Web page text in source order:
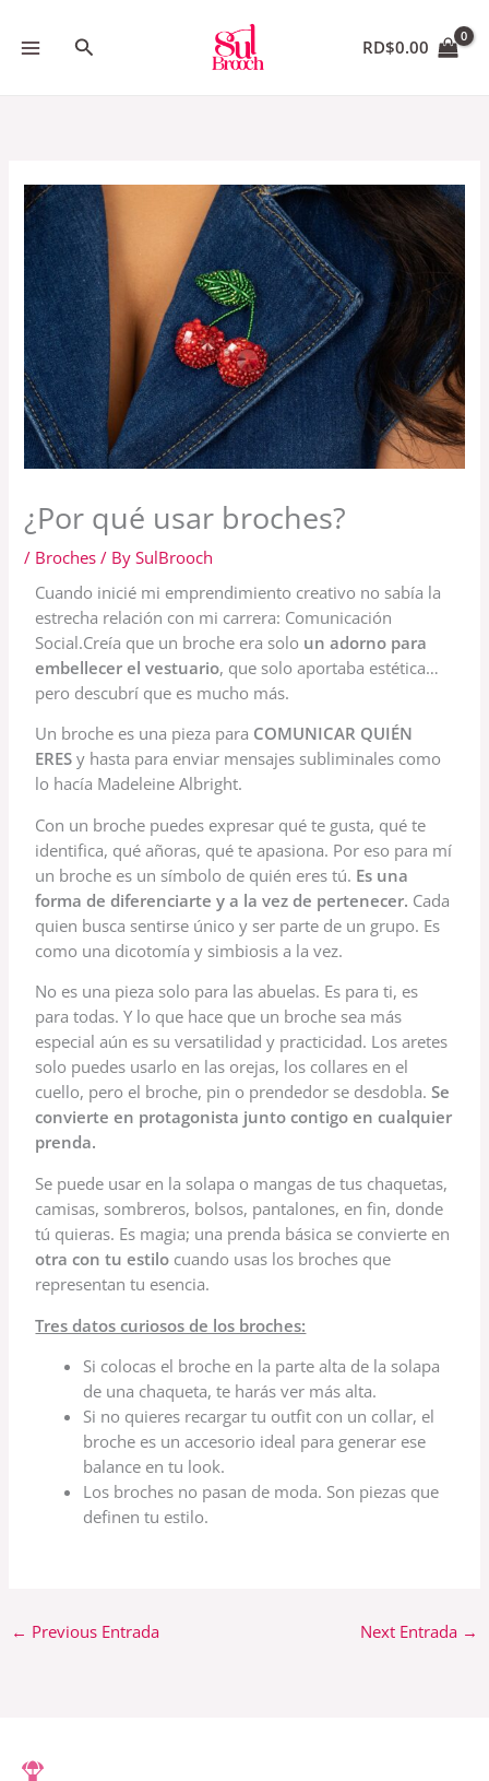
content
Search RD$0.00
¿Por qué usar broches?
/ Broches / BySulBrooch
Cuando inicié mi emprendimiento creativo no sabía la
estrecha relación con mi carrera: Comunicación
Social.Creía que un broche era solo un adorno para
embellecer el vestuario, que solo aportaba estética…
pero descubrí que es mucho más.
Un broche es una pieza para COMUNICAR QUIÉN
ERES y hasta para enviar mensajes subliminales como
lo hacía Madeleine Albright.
Con un broche puedes expresar qué te gusta, qué te
identifica, qué añoras, qué te apasiona. Por eso para mí
un broche es un símbolo de quién eres tú. Es una
forma de diferenciarte y a la vez de pertenecer. Cada
quien busca sentirse único y ser parte de un grupo. Es
como una dicotomía y simbiosis a la vez.
No es una pieza solo para las abuelas. Es para ti, es
para todas. Y lo que hace que un broche sea más
especial aún es su versatilidad y practicidad. Los aretes
solo puedes usarlo en las orejas, los collares en el
cuello, pero el broche, pin o prendedor se desdobla.Se
convierte en protagonista junto contigo en cualquier
prenda.
Se puede usar en la solapa o mangas de tus chaquetas,
camisas, sombreros, bolsos, pantalones, en fin, donde
tú quieras. Es magia; una prenda básica se convierte en
otra con tu estilo cuando usas los broches que
representan tu esencia.
Tres datos curiosos de los broches:
Si colocas el broche en la parte alta de la solapa
de una chaqueta, te harás ver más alta.
Si no quieres recargar tu outfit con un collar, el
broche es un accesorio ideal para generar ese
balance en tu look.
Los broches no pasan de moda. Son piezas que
definen tu estilo.
← Previous Entrada Next Entrada →